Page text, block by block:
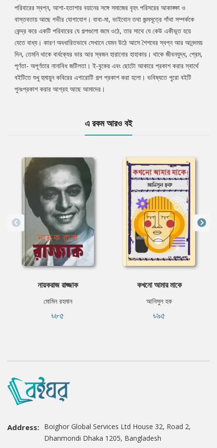
পরিবারের স্বপ্ন, আশা-হতাশার বয়ানের সঙ্গে সমাজের বৃহৎ পরিসরের আকাঙ্ক্ষা ও
বাস্তবতায় আছে গভীর যোগাযোগ। বাবা-মা, ভাইবোন তথা জন্মসূত্রে গাঁথা সম্পর্ককে
কেন্দ্র করে একটি পরিবারের যে গল্পগুলো জমে ওঠে, তার সাথে যে কেউ একীভূত হয়ে
যেতে বাধ্য। কারণ অবধারিতভাবে সেখানে যেমন উঠে আসে শৈশবের স্বপ্ন আর আনন্দময়
দিন, তেমনি থাকে বার্ধক্যের ভার আর স্বজন হারানোর হাহাকার। থাকে জীবনযুদ্ধ, প্রেম,
পূর্ণতা- অপূর্ণতার নানাবিধ জটিলতা। ই-বুকের এবং ছোটো আকারে প্রকাশ করার স্বার্থে
বইটিতে শুধু হুমায়ুন কবিরের এগারোটি গল্প প্রকাশ করা হলো। ভবিষ্যতে পুরো বইটি
পুনঃপ্রকাশ করার আগ্রহ আছে আমাদের।
এ রকম আরও বই
নায়করাজ রাজ্জাক
মোমিন রহমান
৳৮৫
কখনো আমার মাকে
আনিসুল হক
৳৯৫
Address: Boighor Global Services Ltd House 32, Road 2,
Dhanmondi Dhaka 1205, Bangladesh